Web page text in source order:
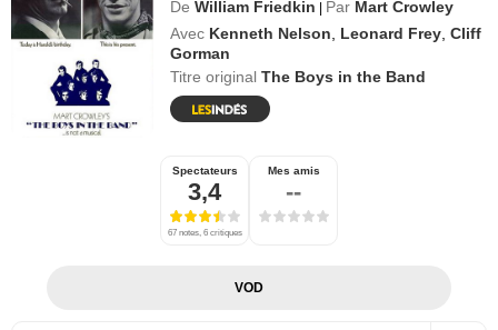
De William Friedkin | Par Mart Crowley
Avec Kenneth Nelson Leonard Frey ,Cliff
Gorman
Titre originalThe Boys in the Band
Spectateurs
3,4
67 notes, 6 critiques
Mes amis
--
VOD